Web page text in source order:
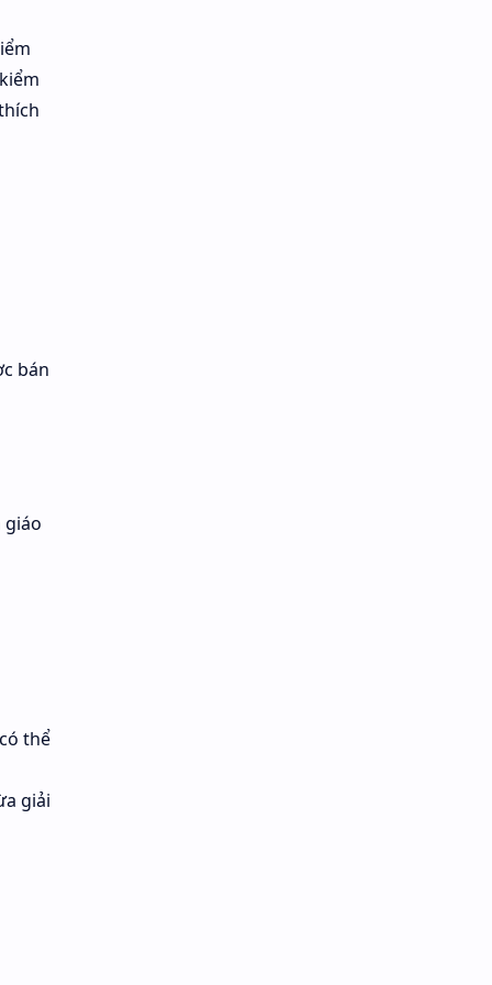
bán
giáo
thể
giải